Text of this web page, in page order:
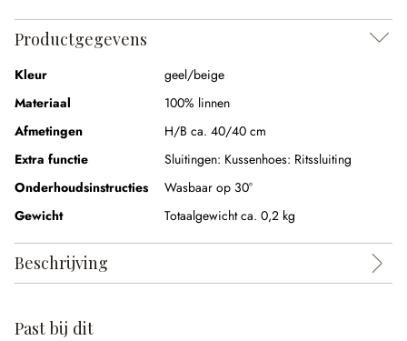
Productgegevens
Kleur
geel/beige
Materiaal
100% linnen
Afmetingen
H/B ca. 40/40 cm
Extra functie
Sluitingen: Kussenhoes: Ritssluiting
Onderhoudsinstructies
Wasbaar op 30°
Gewicht
Totaalgewicht ca. 0,2 kg
Beschrijving
Past bij dit